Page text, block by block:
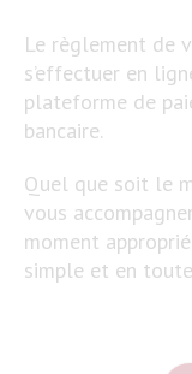
Le règlement de
s’effectuer en
plateforme de
bancaire.
Quel que soit le
vous
moment
simple et en